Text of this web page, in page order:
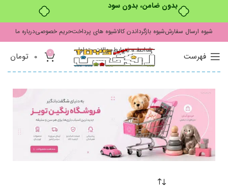
بدون ضامن، بدون سود
شیوه ارسال سفارششیوه بازگرداندن کالاشیوه های پرداختحریم خصوصیدرباره ما
شرایط و ضوابطسوالات متداول
فهرست 0
0 تومان